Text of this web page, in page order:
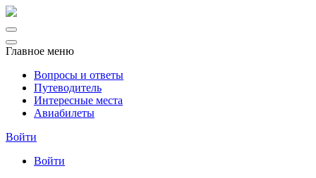
Главное меню
Вопросы и ответы
Путеводитель
Интересные места
Авиабилеты
Войти
Войти